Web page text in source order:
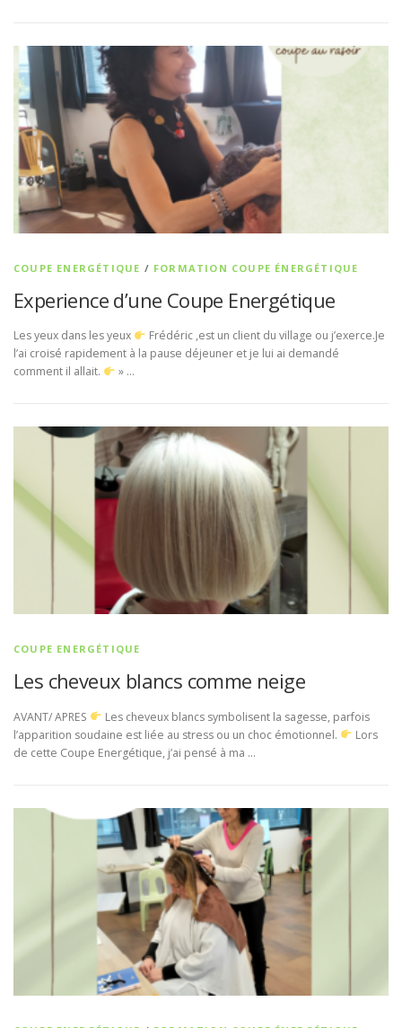
COUPE ENERGÉTIQUE / FORMATION COUPE ÉNERGÉTIQUE
Experience d’une Coupe Energétique
Les yeux dans les yeux
Frédéric ,est un client du village ou j’exerce.Je
l’ai croisé rapidement à la pause déjeuner et je lui ai demandé
comment il allait.
» …
COUPE ENERGÉTIQUE
Les cheveux blancs comme neige
AVANT/ APRES
Les cheveux blancs symbolisent la sagesse, parfois
l’apparition soudaine est liée au stress ou un choc émotionnel.
Lors
de cette Coupe Energétique, j’ai pensé à ma …